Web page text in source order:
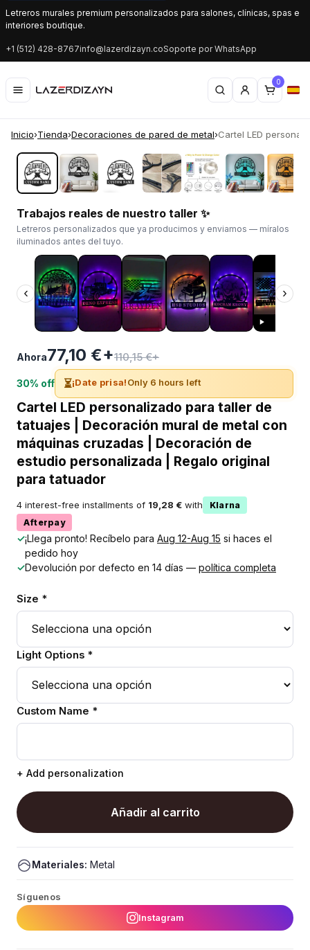
Letreros murales premium personalizados para salones, clínicas, spas e
interiores boutique.
+1 (512) 428-8767info@lazerdizayn.coSoporte por WhatsApp
0
Inicio›Tienda›Decoraciones de pared de metal›Cartel LED
‹ ›
Trabajos reales de nuestro taller ✨
Letreros personalizados que ya producimos y enviamos — míralos
iluminados antes del tuyo.
‹ ›
Ahora77,10 €+110,15 €+
30% off ⏳¡Date prisa!Only 6 hours left
Cartel LED personalizado para taller de
tatuajes | Decoración mural de metal con
máquinas cruzadas | Decoración de
estudio personalizada | Regalo original
para tatuador
4 interest-free installments of 19,28 € with
Klarna
Afterpay
✓¡Llega pronto! Recíbelo para Aug 12-Aug 15 si haces el
pedido hoy
✓Devolución por defecto en 14 días — política completa
Size *
Light Options *
Custom Name *
+ Add personalization
Añadir al carrito
Materiales: Metal
Síguenos
Instagram